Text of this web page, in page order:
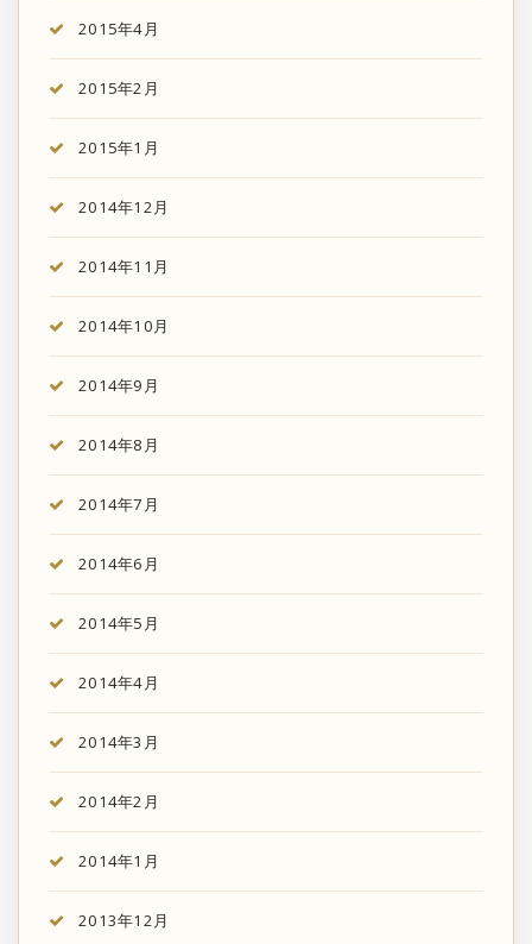
2015年4月
2015年2月
2015年1月
2014年12月
2014年11月
2014年10月
2014年9月
2014年8月
2014年7月
2014年6月
2014年5月
2014年4月
2014年3月
2014年2月
2014年1月
2013年12月